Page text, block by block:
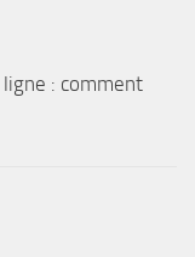
ligne : comment